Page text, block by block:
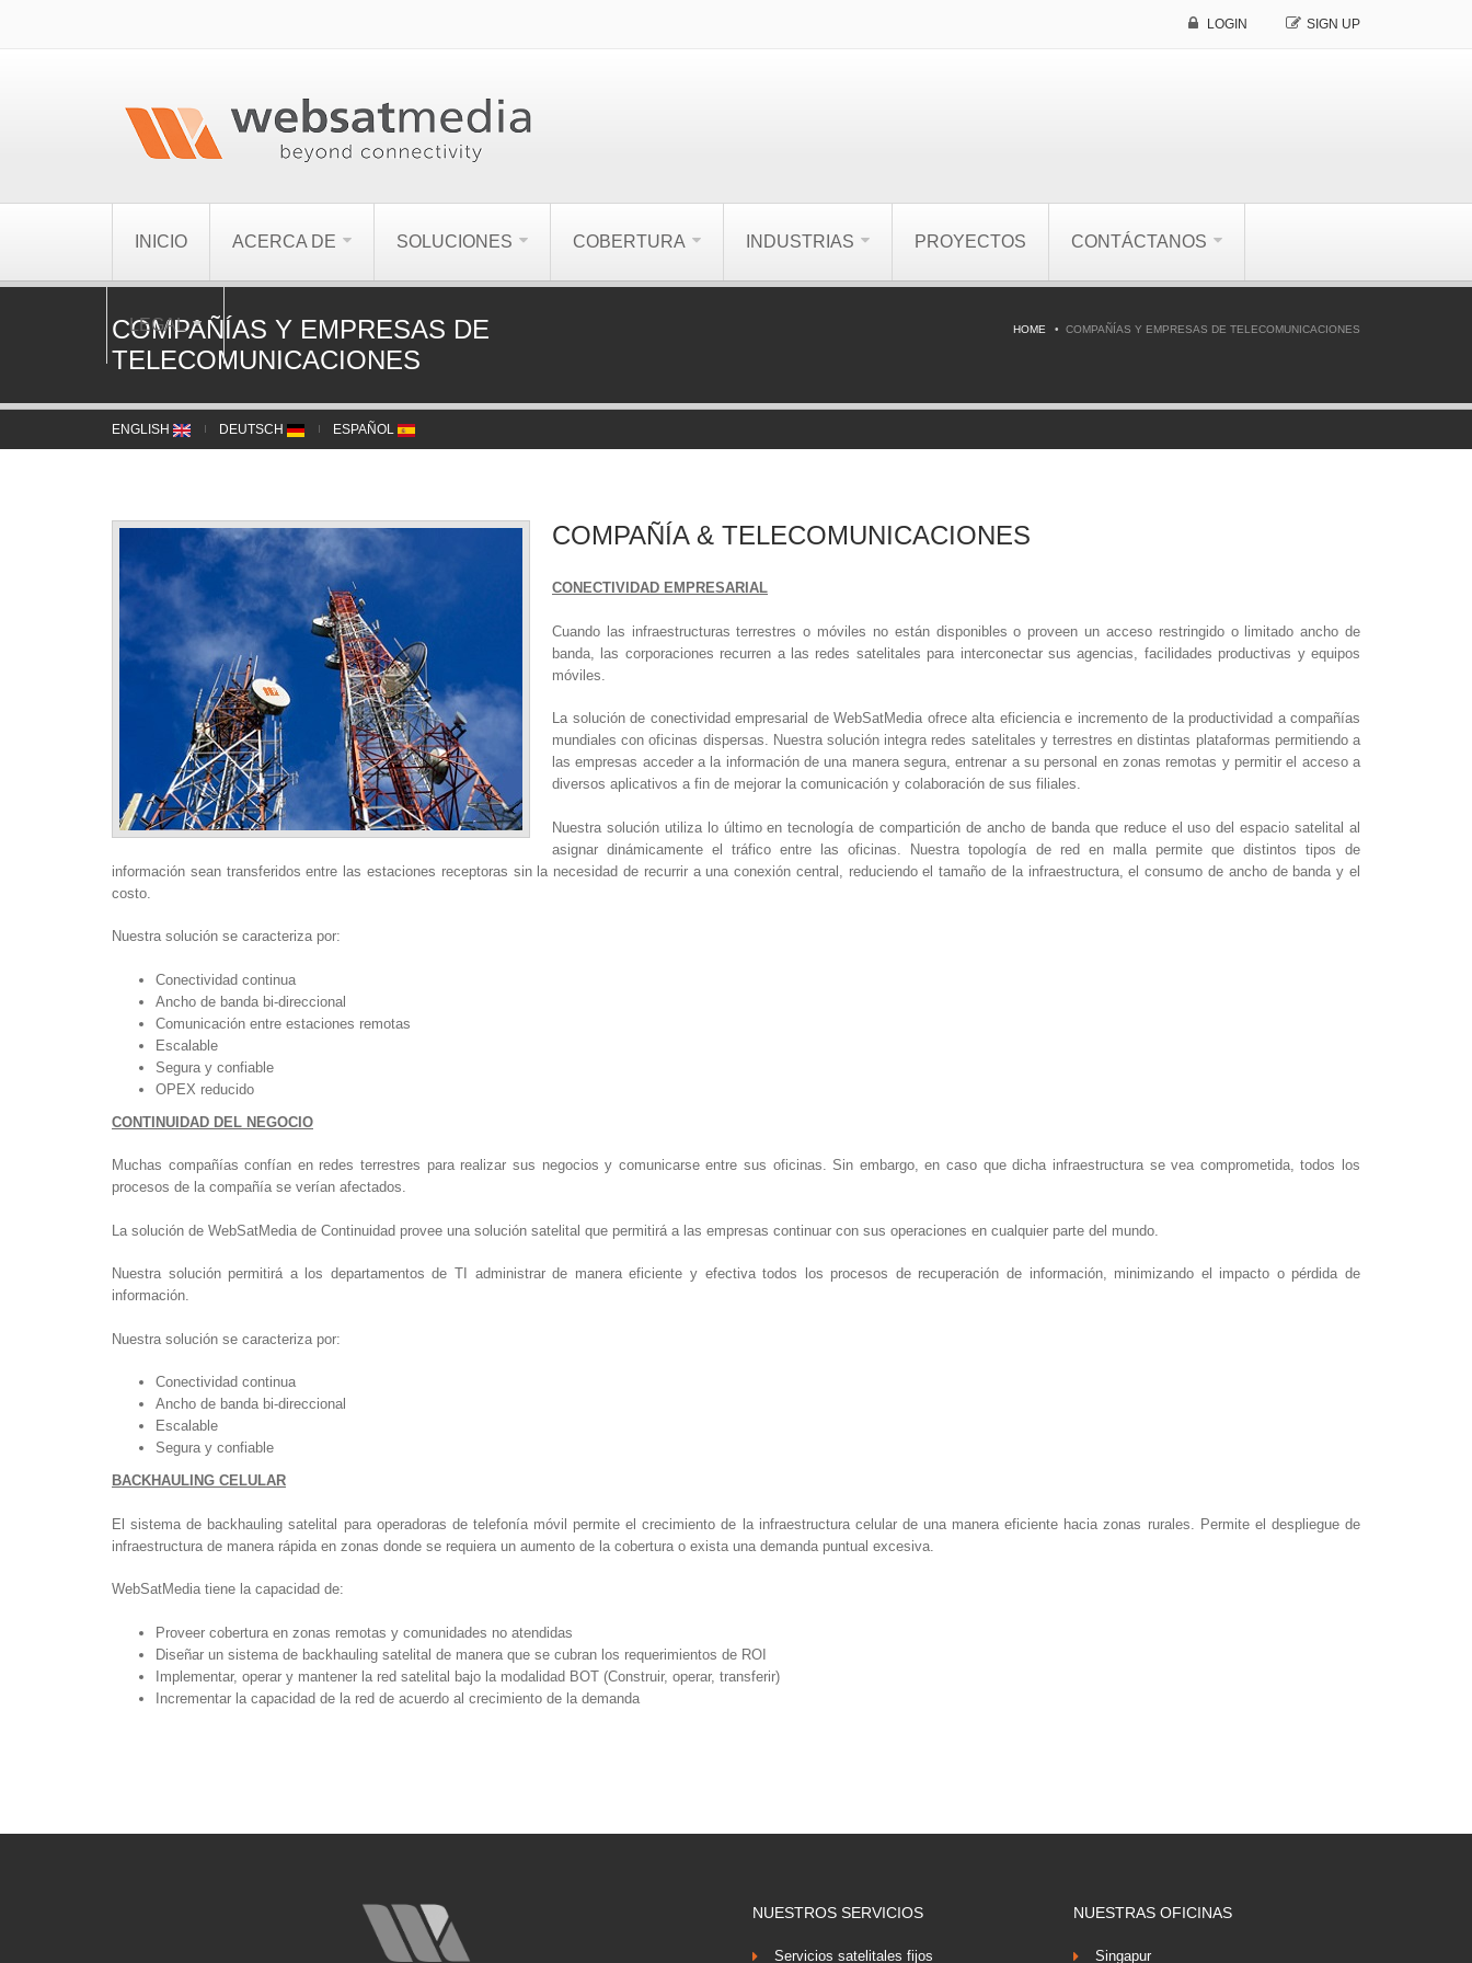
LOGIN SIGN UP
INICIO ACERCA DE SOLUCIONES COBERTURA INDUSTRIAS PROYECTOS CONTÁCTANOS
LEGAL
COMPAÑÍAS Y EMPRESAS DE
TELECOMUNICACIONES
HOME COMPAÑÍAS Y EMPRESAS DE TELECOMUNICACIONES
ENGLISH DEUTSCH ESPAÑOL
COMPAÑÍA & TELECOMUNICACIONES
CONECTIVIDAD EMPRESARIAL
Cuando las infraestructuras terrestres o móviles no están disponibles o proveen un acceso restringido o limitado ancho de
banda, las corporaciones recurren a las redes satelitales para interconectar sus agencias, facilidades productivas y equipos
móviles.
La solución de conectividad empresarial de WebSatMedia ofrece alta eficiencia e incremento de la productividad a compañías
mundiales con oficinas dispersas. Nuestra solución integra redes satelitales y terrestres en distintas plataformas permitiendo a
las empresas acceder a la información de una manera segura, entrenar a su personal en zonas remotas y permitir el acceso a
diversos aplicativos a fin de mejorar la comunicación y colaboración de sus filiales.
Nuestra solución utiliza lo último en tecnología de compartición de ancho de banda que reduce el uso del espacio satelital al
asignar dinámicamente el tráfico entre las oficinas. Nuestra topología de red en malla permite que distintos tipos de
información sean transferidos entre las estaciones receptoras sin la necesidad de recurrir a una conexión central, reduciendo el tamaño de la infraestructura, el consumo de ancho de banda y el
costo.
Nuestra solución se caracteriza por:
Conectividad continua
Ancho de banda bi-direccional
Comunicación entre estaciones remotas
Escalable
Segura y confiable
OPEX reducido
CONTINUIDAD DEL NEGOCIO
Muchas compañías confían en redes terrestres para realizar sus negocios y comunicarse entre sus oficinas. Sin embargo, en caso que dicha infraestructura se vea comprometida, todos los
procesos de la compañía se verían afectados.
La solución de WebSatMedia de Continuidad provee una solución satelital que permitirá a las empresas continuar con sus operaciones en cualquier parte del mundo.
Nuestra solución permitirá a los departamentos de TI administrar de manera eficiente y efectiva todos los procesos de recuperación de información, minimizando el impacto o pérdida de
información.
Nuestra solución se caracteriza por:
Conectividad continua
Ancho de banda bi-direccional
Escalable
Segura y confiable
BACKHAULING CELULAR
El sistema de backhauling satelital para operadoras de telefonía móvil permite el crecimiento de la infraestructura celular de una manera eficiente hacia zonas rurales. Permite el despliegue de
infraestructura de manera rápida en zonas donde se requiera un aumento de la cobertura o exista una demanda puntual excesiva.
WebSatMedia tiene la capacidad de:
Proveer cobertura en zonas remotas y comunidades no atendidas
Diseñar un sistema de backhauling satelital de manera que se cubran los requerimientos de ROI
Implementar, operar y mantener la red satelital bajo la modalidad BOT (Construir, operar, transferir)
Incrementar la capacidad de la red de acuerdo al crecimiento de la demanda
NUESTROS SERVICIOS
Servicios satelitales fijos
NUESTRAS OFICINAS
Singapur